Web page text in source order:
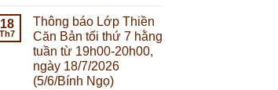
27/7/2026
(14/6/Bính
Ngọ)
thứ
5
từ
19h00-
20h00,
ngày
bình
luận
ở
Thông
báo
lớp
học
18
Th7
Thông báo Lớp Thiền
Căn Bản tối thứ 7 hằng
tuần từ 19h00-20h00,
ngày 18/7/2026
(5/6/Bính Ngọ)